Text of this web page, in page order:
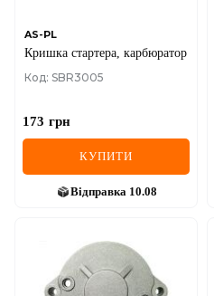
AS-PL
Кришка стартера, карбюратор
Код: SBR3005
173 грн
КУПИТИ
Відправка 10.08